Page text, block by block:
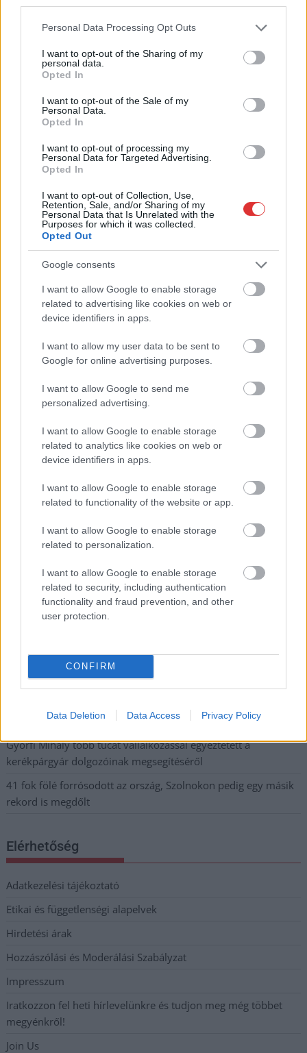
Please note that this website/app uses one or more Google
not limited to your visit or usage behaviour. You may click to
grant or deny consent to Google and its third-party tags to
use your data for below specified purposes in below Google
consent section.
Personal Data Processing Opt Outs
I want to opt-out of the Sharing of my
personal data.
Opted In
I want to opt-out of the Sale of my
Personal Data.
Opted In
I want to opt-out of processing my
Personal Data for Targeted Advertising.
Opted In
I want to opt-out of Collection, Use,
Retention, Sale, and/or Sharing of my
Personal Data that Is Unrelated with the
Purposes for which it was collected.
Opted Out
Google consents
I want to allow Google to enable storage
related to advertising like cookies on web or
device identifiers in apps.
I want to allow my user data to be sent to
Google for online advertising purposes.
I want to allow Google to send me
personalized advertising.
I want to allow Google to enable storage
related to analytics like cookies on web or
device identifiers in apps.
I want to allow Google to enable storage
related to functionality of the website or app.
I want to allow Google to enable storage
related to personalization.
I want to allow Google to enable storage
related to security, including authentication
functionality and fraud prevention, and other
user protection.
CONFIRM
Data Deletion Data Access Privacy Policy
Odaúszott, majd a szárazföldön gyorsan megoldotta a
továbbiakat (VIDEÓVAL)
Az utolsó pillanatban mentette meg a döntetlent a Karcag
A nyúl, a rolleres és a csodálkozó kislány: így mémel
Baka András egy hónapja még a Tiszától független államfőről
beszélt – most elfogadta Magyar Péterék felkérését
Drágább lett Magyarország, de vajon jobb is? – kemény kritika
a hazai turizmusról
A Tisza Párt Dr. Baka Andrást jelöli köztársasági elnöknek
Óriási, több mint két méteres harcsát fogott a Tiszán a 13 éves
fiú (VIDEÓVAL)
Hétfőn kezdik, csütörtökön végeznek – lezárás miatt
fennakadásokra és pótlóbuszos közlekedésre számítsunk az
egyik Jász-Nagykun-Szolnok megyei vasútvonalon
Visszaszámlálás indul: -1, 0, Sziget!
Magyarország jobban látszik közelről – heti médiaszemle a
független helyi sajtóból
Már magasabb szinten is nyomoznak Szijjártó
büntetőügyében, vesztegetés miatt 3 év letöltendőt kaphat és
ez csak az egyik botrány
Problémák egész Jász-Nagykun-Szolnok megyében: egyre
több otthoni kútból fogy ki a víz
Szolnokon egy kulcsfontosságú körforgalmat részlegesen
lezárnak a napokban, a közlekedés az átlagost is meghaladó
Elromlott a biztosítóberendezés a ceglédi vasútvonalon,
alapos késések alakultak ki a menetrendhez képest,
kimaradás is előfordult
Országos ellenőrzés indult a hazai akkumulátoripari
üzemekben
kiskereskedelemben
Györfi Mihály több tucat vállalkozással egyeztetett a
kerékpárgyár dolgozóinak megsegítéséről
41 fok fölé forrósodott az ország, Szolnokon pedig egy másik
rekord is megdőlt
Elérhetőség
Adatkezelési tájékoztató
Etikai és függetlenségi alapelvek
Hirdetési árak
Hozzászólási és Moderálási Szabályzat
Impresszum
Iratkozzon fel heti hírlevelünkre és tudjon meg még többet
megyénkről!
Join Us